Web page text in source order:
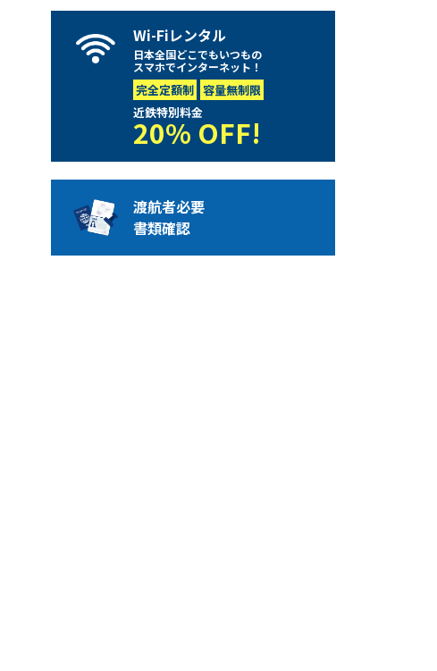
Wi-Fiレンタル
日本全国どこでもいつもの
スマホでインターネット！
完全定額制 容量無制限
近鉄特別料金
20% OFF!
渡航者必要
書類確認